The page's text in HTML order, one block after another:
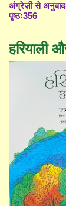
अंग्रेज़ी से
पृष्ठः356
हरियाली